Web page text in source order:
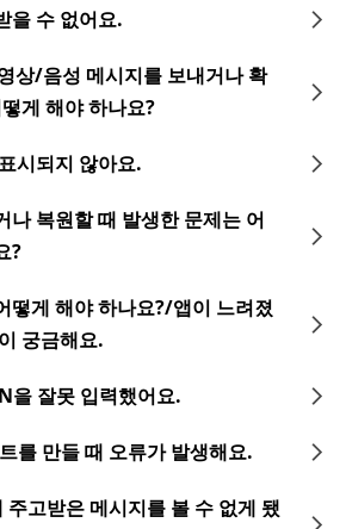
을 수 없어요.
상/음성 메시지를 보내거나 확
게 해야 하나요?
시되지 않아요.
나 복원할 때 발생한 문제는 어
?
떻게 해야 하나요?/앱이 느려졌
궁금해요.
을 잘못 입력했어요.
를 만들 때 오류가 발생해요.
고받은 메시지를 볼 수 없게 됐